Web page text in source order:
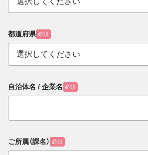
都道府県 必須
自治体名 / 企業名 必須
ご所属（課名） 必須